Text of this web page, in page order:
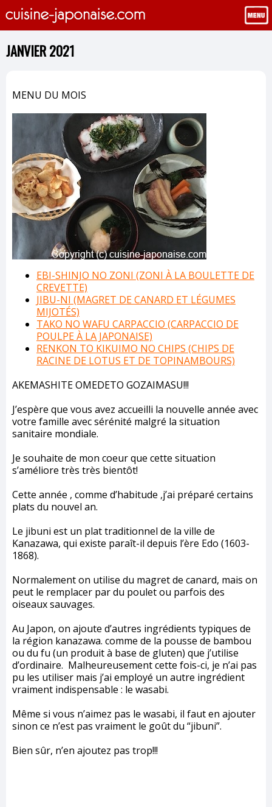
JANVIER 2021
MENU DU MOIS
EBI-SHINJO NO ZONI (ZONI À LA BOULETTE DE
CREVETTE)
JIBU-NI (MAGRET DE CANARD ET LÉGUMES
MIJOTÉS)
TAKO NO WAFU CARPACCIO (CARPACCIO DE
POULPE À LA JAPONAISE)
RENKON TO KIKUIMO NO CHIPS (CHIPS DE
RACINE DE LOTUS ET DE TOPINAMBOURS)
AKEMASHITE OMEDETO GOZAIMASU!!!
J’espère que vous avez accueilli la nouvelle année avec
votre famille avec sérénité malgré la situation
sanitaire mondiale.
Je souhaite de mon coeur que cette situation
s’améliore très très bientôt!
Cette année , comme d’habitude ,j’ai préparé certains
plats du nouvel an.
Le jibuni est un plat traditionnel de la ville de
Kanazawa, qui existe paraît-il depuis l’ère Edo (1603-
1868).
Normalement on utilise du magret de canard, mais on
peut le remplacer par du poulet ou parfois des
oiseaux sauvages.
Au Japon, on ajoute d’autres ingrédients typiques de
la région kanazawa. comme de la pousse de bambou
ou du fu (un produit à base de gluten) que j’utilise
d’ordinaire. Malheureusement cette fois-ci, je n’ai pas
pu les utiliser mais j’ai employé un autre ingrédient
vraiment indispensable : le wasabi.
Même si vous n’aimez pas le wasabi, il faut en ajouter
sinon ce n’est pas vraiment le goût du “jibuni”.
Bien sûr, n’en ajoutez pas trop!!!